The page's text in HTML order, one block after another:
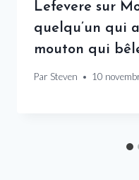
Lefevere sur
quelqu’un qui
mouton qui
Par Steven 10